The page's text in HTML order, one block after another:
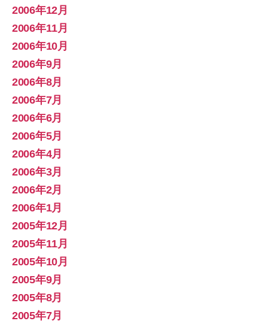
2006年12月
2006年11月
2006年10月
2006年9月
2006年8月
2006年7月
2006年6月
2006年5月
2006年4月
2006年3月
2006年2月
2006年1月
2005年12月
2005年11月
2005年10月
2005年9月
2005年8月
2005年7月